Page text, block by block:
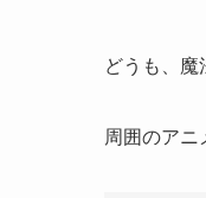
どうも、
周囲のア